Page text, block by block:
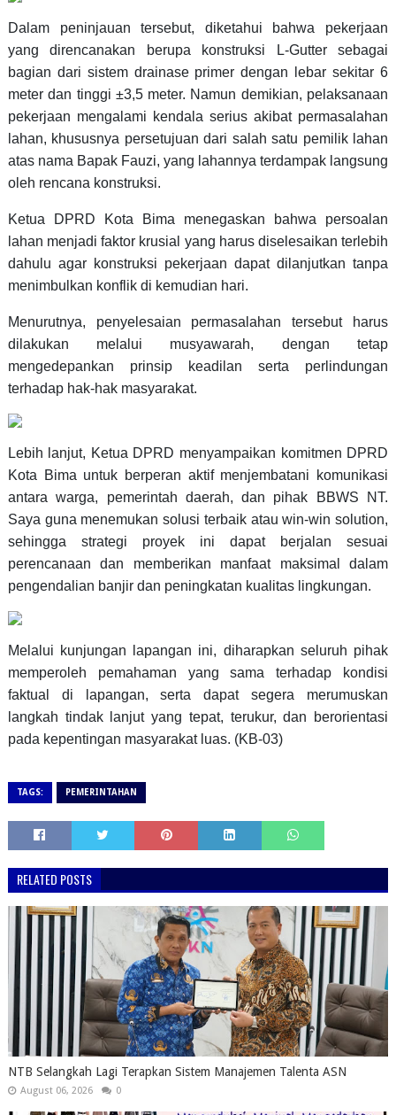
Dalam peninjauan tersebut, diketahui bahwa pekerjaan
yang direncanakan berupa konstruksi L-Gutter sebagai
bagian dari sistem drainase primer dengan lebar sekitar 6
meter dan tinggi ±3,5 meter. Namun demikian, pelaksanaan
pekerjaan mengalami kendala serius akibat permasalahan
lahan, khususnya persetujuan dari salah satu pemilik lahan
atas nama Bapak Fauzi, yang lahannya terdampak langsung
oleh rencana konstruksi.
Ketua DPRD Kota Bima menegaskan bahwa persoalan
lahan menjadi faktor krusial yang harus diselesaikan terlebih
dahulu agar konstruksi pekerjaan dapat dilanjutkan tanpa
menimbulkan konflik di kemudian hari.
Menurutnya, penyelesaian permasalahan tersebut harus
dilakukan melalui musyawarah, dengan tetap
mengedepankan prinsip keadilan serta perlindungan
terhadap hak-hak masyarakat.
Lebih lanjut, Ketua DPRD menyampaikan komitmen DPRD
Kota Bima untuk berperan aktif menjembatani komunikasi
antara warga, pemerintah daerah, dan pihak BBWS NT.
Saya guna menemukan solusi terbaik atau win-win solution,
sehingga strategi proyek ini dapat berjalan sesuai
perencanaan dan memberikan manfaat maksimal dalam
pengendalian banjir dan peningkatan kualitas lingkungan.
Melalui kunjungan lapangan ini, diharapkan seluruh pihak
memperoleh pemahaman yang sama terhadap kondisi
faktual di lapangan, serta dapat segera merumuskan
langkah tindak lanjut yang tepat, terukur, dan berorientasi
pada kepentingan masyarakat luas. (KB-03)
TAGS: PEMERINTAHAN
RELATED POSTS
NTB Selangkah Lagi Terapkan Sistem Manajemen Talenta ASN
August 06, 2026 0